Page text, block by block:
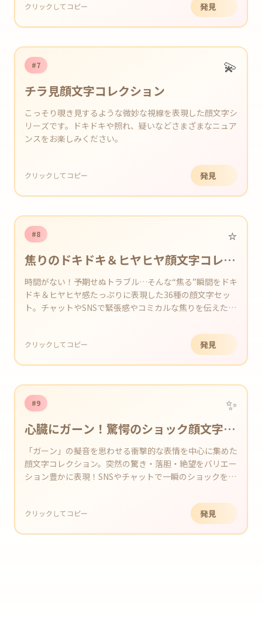
クリックしてコピー 発見
#7 💫
チラ見顔文字コレクション
こっそり覗き見するような微妙な視線を表現した顔文字シ
リーズです。ドキドキや照れ、疑いなどさまざまなニュア
ンスをお楽しみください。
クリックしてコピー 発見
#8 ⭐️
焦りのドキドキ＆ヒヤヒヤ顔文字コレク
ション
時間がない！予期せぬトラブル…そんな“焦る”瞬間をドキ
ドキ＆ヒヤヒヤ感たっぷりに表現した36種の顔文字セッ
ト。チャットやSNSで緊張感やコミカルな焦りを伝えたい
クリックしてコピー 発見
#9 ✨
心臓にガーン！驚愕のショック顔文字コ
レクション
「ガーン」の擬音を思わせる衝撃的な表情を中心に集めた
顔文字コレクション。突然の驚き・落胆・絶望をバリエー
ション豊かに表現！SNSやチャットで一瞬のショックを可
クリックしてコピー 発見